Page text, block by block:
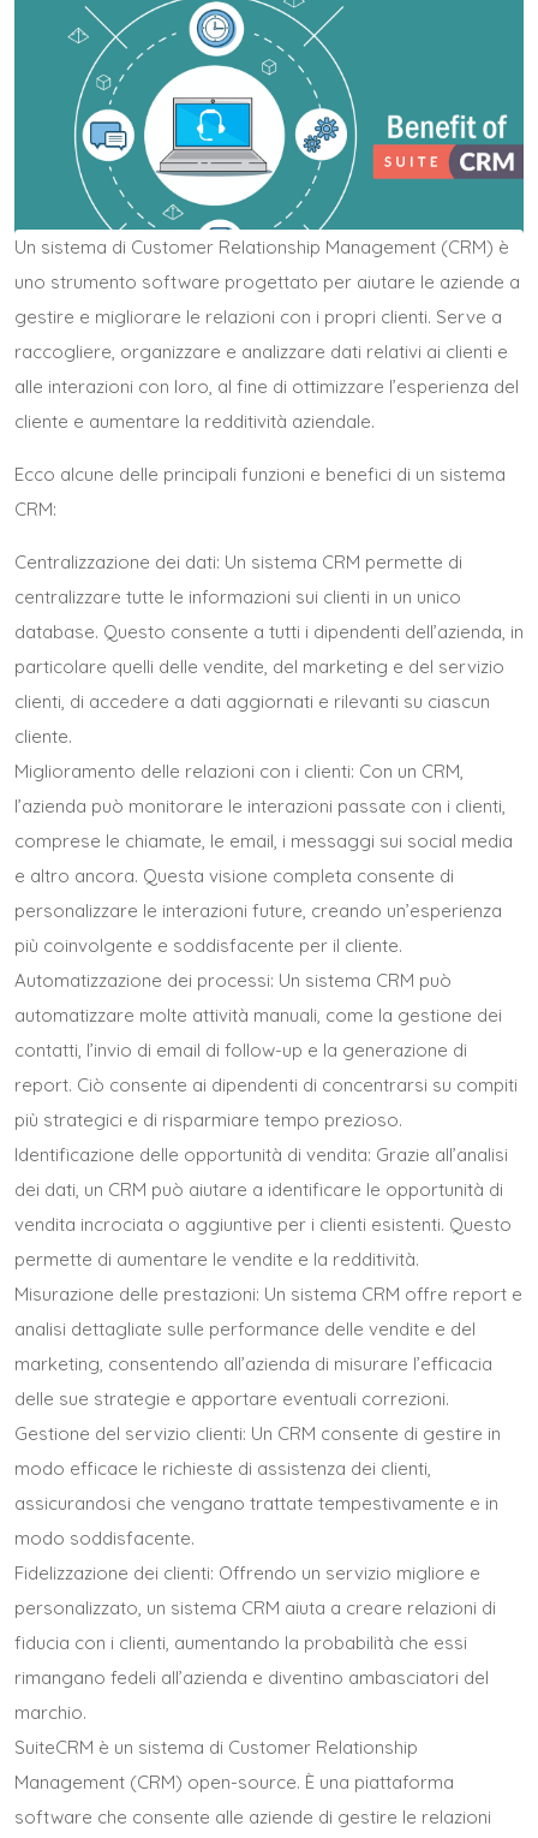
Un sistema di Customer Relationship Management (CRM) è
uno strumento software progettato per aiutare le aziende a
gestire e migliorare le relazioni con i propri clienti. Serve a
raccogliere, organizzare e analizzare dati relativi ai clienti e
alle interazioni con loro, al fine di ottimizzare l’esperienza del
cliente e aumentare la redditività aziendale.
Ecco alcune delle principali funzioni e benefici di un sistema
CRM:
Centralizzazione dei dati: Un sistema CRM permette di
centralizzare tutte le informazioni sui clienti in un unico
database. Questo consente a tutti i dipendenti dell’azienda, in
particolare quelli delle vendite, del marketing e del servizio
clienti, di accedere a dati aggiornati e rilevanti su ciascun
cliente.
Miglioramento delle relazioni con i clienti: Con un CRM,
l’azienda può monitorare le interazioni passate con i clienti,
comprese le chiamate, le email, i messaggi sui social media
e altro ancora. Questa visione completa consente di
personalizzare le interazioni future, creando un’esperienza
più coinvolgente e soddisfacente per il cliente.
Automatizzazione dei processi: Un sistema CRM può
automatizzare molte attività manuali, come la gestione dei
contatti, l’invio di email di follow-up e la generazione di
report. Ciò consente ai dipendenti di concentrarsi su compiti
più strategici e di risparmiare tempo prezioso.
Identificazione delle opportunità di vendita: Grazie all’analisi
dei dati, un CRM può aiutare a identificare le opportunità di
vendita incrociata o aggiuntive per i clienti esistenti. Questo
permette di aumentare le vendite e la redditività.
Misurazione delle prestazioni: Un sistema CRM offre report e
analisi dettagliate sulle performance delle vendite e del
marketing, consentendo all’azienda di misurare l’efficacia
delle sue strategie e apportare eventuali correzioni.
Gestione del servizio clienti: Un CRM consente di gestire in
modo efficace le richieste di assistenza dei clienti,
assicurandosi che vengano trattate tempestivamente e in
modo soddisfacente.
Fidelizzazione dei clienti: Offrendo un servizio migliore e
personalizzato, un sistema CRM aiuta a creare relazioni di
fiducia con i clienti, aumentando la probabilità che essi
rimangano fedeli all’azienda e diventino ambasciatori del
marchio.
SuiteCRM è un sistema di Customer Relationship
Management (CRM) open-source. È una piattaforma
software che consente alle aziende di gestire le relazioni